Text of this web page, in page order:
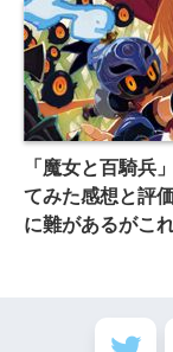
「魔女と百騎兵
てみた感想と評
に難があるがこ